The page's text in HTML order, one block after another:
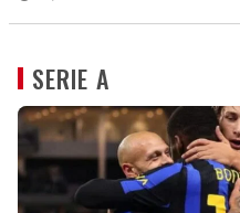
SERIE A